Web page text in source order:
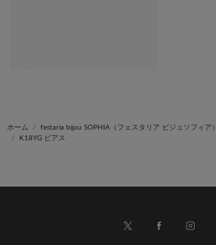
ホーム festaria bijou SOPHIA（フェスタリア ビジュソフィア）
K18YG ピアス